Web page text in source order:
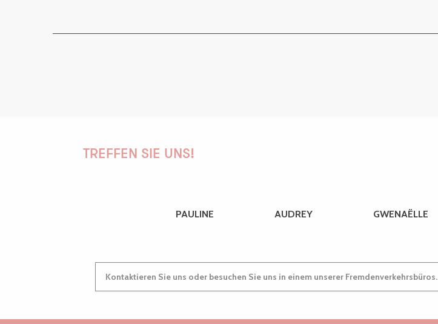
TREFFEN SIE UNS!
PAULINE AUDREY GWENAËLLE
Kontaktieren Sie uns oder besuchen Sie uns in einem unserer Fremdenverkehrsbüros.